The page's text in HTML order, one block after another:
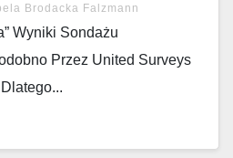
Brodacka Falzmann
Wyniki Sondażu
Przez United Surveys